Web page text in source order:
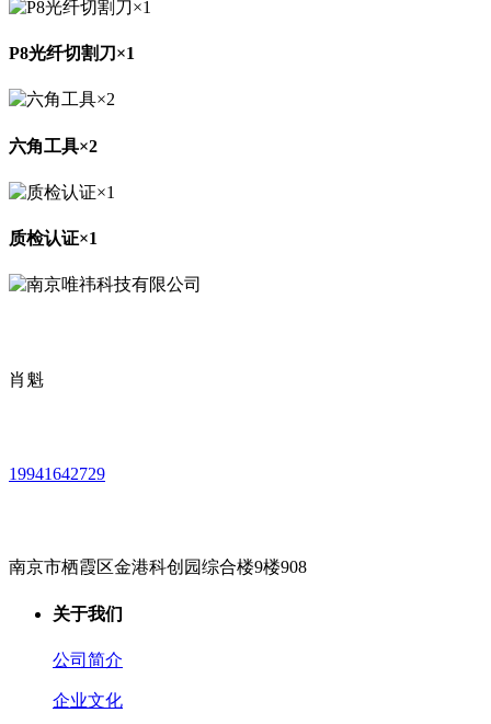
P8光纤切割刀×1
六角工具×2
质检认证×1
肖魁
19941642729
南京市栖霞区金港科创园综合楼9楼908
关于我们
公司简介
企业文化